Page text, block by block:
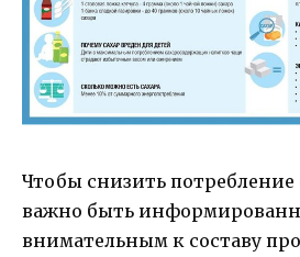
Чтобы снизить потребление
важно быть
внимательным к составу